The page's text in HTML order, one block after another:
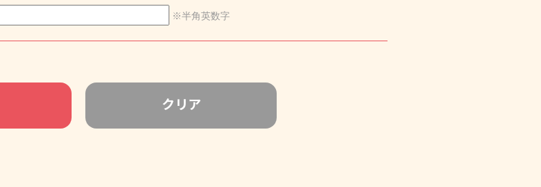
※半角英数字